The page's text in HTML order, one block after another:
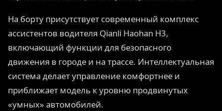
На борту присутствует современный комплекс
ассистентов водителя Qianli Haohan H3,
включающий функции для безопасного
движения в городе и на трассе. Интеллектуальная
система делает управление комфортнее и
приближает модель к уровню продвинутых
«умных» автомобилей.